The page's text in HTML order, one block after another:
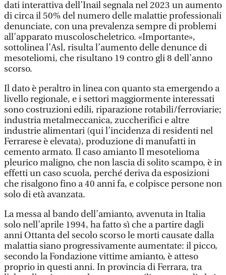
dati interattiva dell’Inail segnala nel 2023 un aumento
di circa il 50% del numero delle malattie professionali
denunciate, con una prevalenza sempre di problemi
all’apparato muscoloscheletrico. «Importante»,
sottolinea l’Asl, risulta l’aumento delle denunce di
mesoteliomi, che risultano 19 contro gli 8 dell’anno
scorso.
Il dato è peraltro in linea con quanto sta emergendo a
livello regionale, e i settori maggiormente interessati
sono costruzioni edili, riparazione rotabili/ferroviarie;
industria metalmeccanica, zuccherifici e altre
industrie alimentari (qui l’incidenza di residenti nel
Ferrarese è elevata), produzione di manufatti in
cemento armato. Il caso amianto Il mesotelioma
pleurico maligno, che non lascia di solito scampo, è in
effetti un caso scuola, perché deriva da esposizioni
che risalgono fino a 40 anni fa, e colpisce persone non
solo di età avanzata.
La messa al bando dell’amianto, avvenuta in Italia
solo nell’aprile 1994, ha fatto sì che a partire dagli
anni Ottanta del secolo scorso le morti causate dalla
malattia siano progressivamente aumentate: il picco,
secondo la Fondazione vittime amianto, è atteso
proprio in questi anni. In provincia di Ferrara, tra